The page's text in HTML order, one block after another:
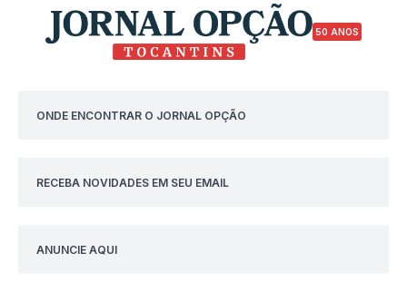
50 ANOS
ONDE ENCONTRAR O JORNAL OPÇÃO
RECEBA NOVIDADES EM SEU EMAIL
ANUNCIE AQUI